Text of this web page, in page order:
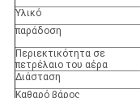
Υλικό
παράδοση
Περιεκτικότητα σε
πετρέλαιο του αέρα
Διάσταση
Καθαρό βάρος